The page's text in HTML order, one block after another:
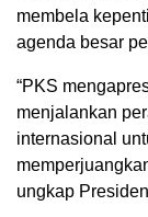
membela
agenda besar
“PKS
menjalankan
internasional
ungkap